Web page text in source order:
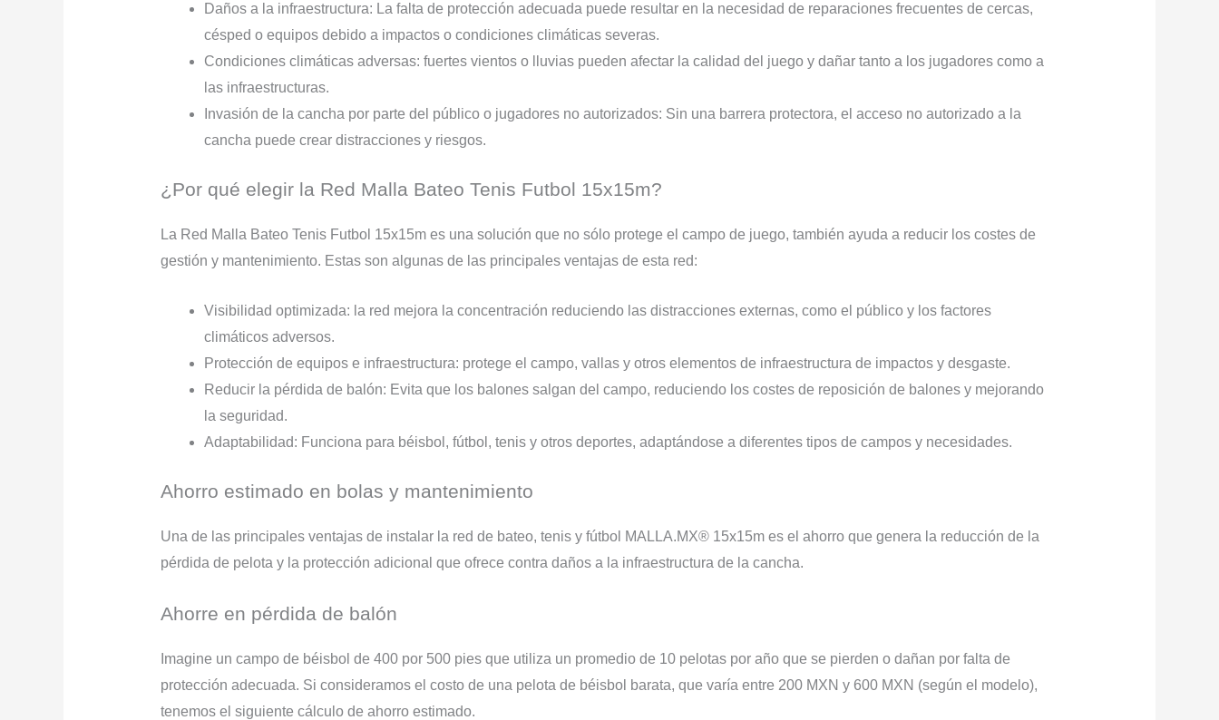
Daños a la infraestructura: La falta de protección adecuada puede resultar en la necesidad de reparaciones frecuentes de cercas,
césped o equipos debido a impactos o condiciones climáticas severas.
Condiciones climáticas adversas: fuertes vientos o lluvias pueden afectar la calidad del juego y dañar tanto a los jugadores como a
las infraestructuras.
Invasión de la cancha por parte del público o jugadores no autorizados: Sin una barrera protectora, el acceso no autorizado a la
cancha puede crear distracciones y riesgos.
¿Por qué elegir la Red Malla Bateo Tenis Futbol 15x15m?
La Red Malla Bateo Tenis Futbol 15x15m es una solución que no sólo protege el campo de juego, también ayuda a reducir los costes de
gestión y mantenimiento. Estas son algunas de las principales ventajas de esta red:
Visibilidad optimizada: la red mejora la concentración reduciendo las distracciones externas, como el público y los factores
climáticos adversos.
Protección de equipos e infraestructura: protege el campo, vallas y otros elementos de infraestructura de impactos y desgaste.
Reducir la pérdida de balón: Evita que los balones salgan del campo, reduciendo los costes de reposición de balones y mejorando
la seguridad.
Adaptabilidad: Funciona para béisbol, fútbol, ​​tenis y otros deportes, adaptándose a diferentes tipos de campos y necesidades.
Ahorro estimado en bolas y mantenimiento
Una de las principales ventajas de instalar la red de bateo, tenis y fútbol MALLA.MX® 15x15m es el ahorro que genera la reducción de la
pérdida de pelota y la protección adicional que ofrece contra daños a la infraestructura de la cancha.
Ahorre en pérdida de balón
Imagine un campo de béisbol de 400 por 500 pies que utiliza un promedio de 10 pelotas por año que se pierden o dañan por falta de
protección adecuada. Si consideramos el costo de una pelota de béisbol barata, que varía entre 200 MXN y 600 MXN (según el modelo),
tenemos el siguiente cálculo de ahorro estimado.